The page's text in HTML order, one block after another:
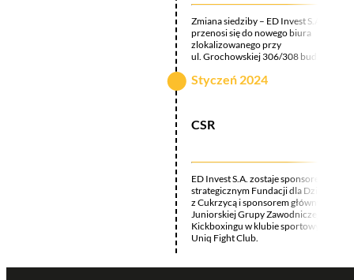
Zmiana siedziby – ED Invest S.A.
przenosi się do nowego biura
zlokalizowanego przy
ul. Grochowskiej 306/308 bud. C.
Styczeń 2024
CSR
ED Invest S.A. zostaje sponsorem
strategicznym Fundacji dla Dzieci
z Cukrzycą i sponsorem głównym
Juniorskiej Grupy Zawodniczej
Kickboxingu w klubie sportowym
Uniq Fight Club.